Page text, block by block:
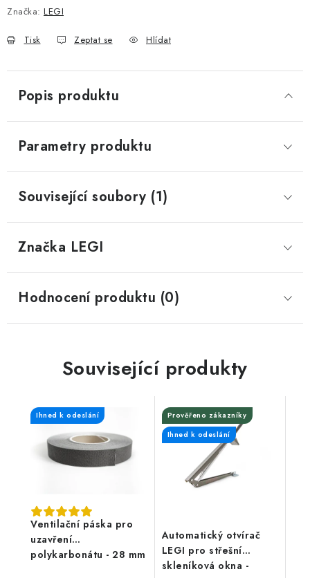
Značka: LEGI
Tisk Zeptat se Hlídat
Popis produktu
Parametry produktu
Související soubory (1)
Značka LEGI
Hodnocení produktu (0)
Související produkty
Ventilační páska pro
uzavření
polykarbonátu - 28 mm
Ihned k odeslání
Automatický otvírač
LEGI pro střešní
skleníková okna -
Prověřeno zákazníky
Ihned k odeslání